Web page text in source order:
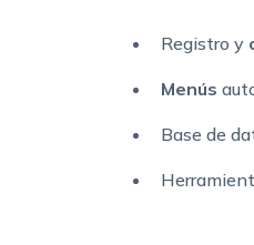
Registro y
Menús
Base de